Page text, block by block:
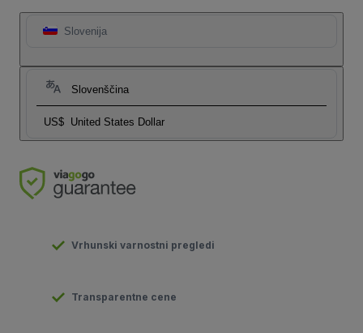
Slovenija
Slovenščina
US$ United States Dollar
Vrhunski varnostni pregledi
Transparentne cene